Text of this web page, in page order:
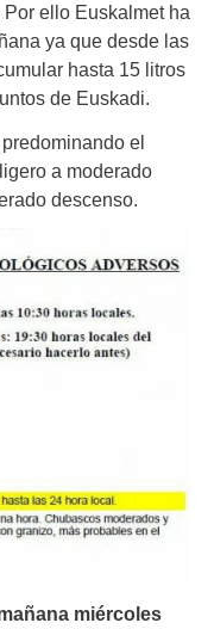
ello Euskalmet ha
ya que desde las
hasta 15 litros
de Euskadi.
el
a moderado
descenso.
miércoles